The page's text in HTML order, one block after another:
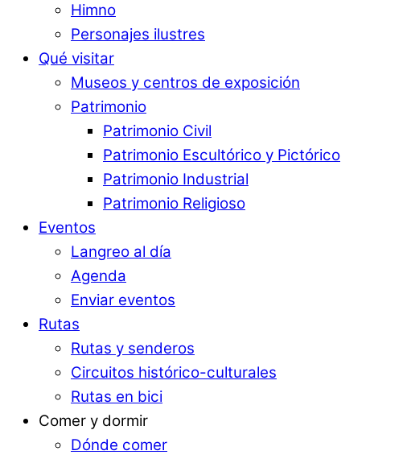
Himno
Personajes ilustres
Qué visitar
Museos y centros de exposición
Patrimonio
Patrimonio Civil
Patrimonio Escultórico y Pictórico
Patrimonio Industrial
Patrimonio Religioso
Eventos
Langreo al día
Agenda
Enviar eventos
Rutas
Rutas y senderos
Circuitos histórico-culturales
Rutas en bici
Comer y dormir
Dónde comer